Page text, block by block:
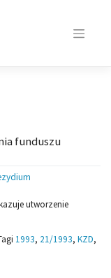
funduszu
utworzenie
1993, 21/1993, KZD,